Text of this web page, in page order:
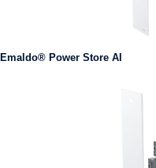
Emaldo® Power Store AI